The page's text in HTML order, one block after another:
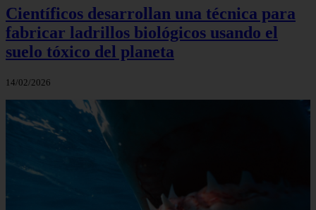
Científicos desarrollan una técnica para
fabricar ladrillos biológicos usando el
suelo tóxico del planeta
14/02/2026